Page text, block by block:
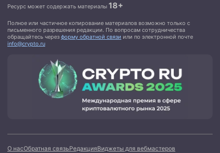
Ресурс может содержать материалы 18+
Полное или частичное копирование материалов возможно только с
письменного разрешения редакции. По вопросам сотрудничества
обращайтесь через форму обратной связи или по электронной почте
info@crypto.ru
О насОбратная связьРедакцияВиджеты для вебмастеров